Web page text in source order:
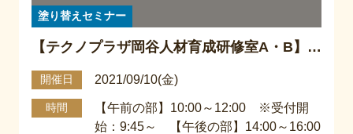
塗り替えセミナー
【テクノプラザ岡谷人材育成研修室A・B】市
民講座『塗り替えセミナー』
開催日 2021/09/10(金)
時間
【午前の部】10:00～12:00 ※受付開
始：9:45～ 【午後の部】14:00～16:00